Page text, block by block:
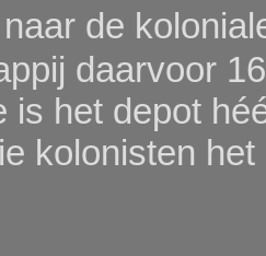
de
daarvoor
is het depot
kolonisten